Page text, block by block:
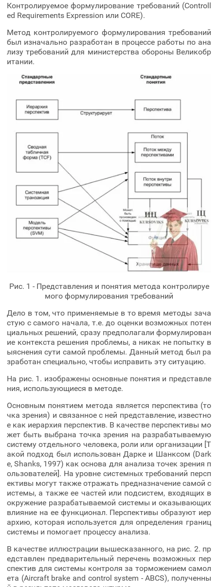
Контролируемое формулирование требований (Controll
ed Requirements Expression или CORE).
Метод контролируемого формулирования требований
был изначально разработан в процессе работы по ана
лизу требований для министерства обороны Великобр
итании.
Рис. 1 - Представления и понятия метода контролируе
мого формулирования требований
Дело в том, что применяемые в то время методы зача
стую с самого начала, т.е. до оценки возможных потен
циальных решений, сразу предполагали формулирован
ие контекста решения проблемы, а никак не попытку в
ыяснения сути самой проблемы. Данный метод был ра
зработан специально, чтобы исправить эту ситуацию.
На рис. 1. изображены основные понятия и представле
ния, использующиеся в методе.
Основным понятием метода является перспектива (то
чка зрения) и связанное с ней представление, известно
е как иерархия перспектив. В качестве перспективы мо
жет быть выбрана точка зрения на разрабатываемую
систему отдельного человека, роли или организации [Т
акой подход был использован Дарке и Шанксом (Dark
e, Shanks, 1997) как основа для анализа точек зрения п
ользователей]. На уровне системных требований персп
ективы могут также отражать предназначение самой с
истемы, а также ее частей или подсистем, входящих в
окружение разрабатываемой системы и оказывающих
влияние на ее функционал. Перспективы образуют иер
архию, которая используется для определения границ
системы и помогает процессу анализа.
В качестве иллюстрации вышесказанного, на рис. 2. пр
едставлен предварительный перечень возможных пер
спектив для системы контроля за торможением самол
ета (Aircraft brake and control system - ABCS), полученны